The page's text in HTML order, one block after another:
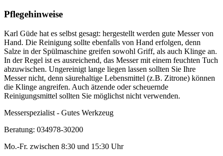
Pflegehinweise
Karl Güde hat es selbst gesagt: hergestellt werden gute Messer von
Hand. Die Reinigung sollte ebenfalls von Hand erfolgen, denn
Salze in der Spülmaschine greifen sowohl Griff, als auch Klinge an.
In der Regel ist es ausreichend, das Messer mit einem feuchten Tuch
abzuwischen. Ungereinigt lange liegen lassen sollten Sie Ihre
Messer nicht, denn säurehaltige Lebensmittel (z.B. Zitrone) können
die Klinge angreifen. Auch ätzende oder scheuernde
Reinigungsmittel sollten Sie möglichst nicht verwenden.
Messerspezialist - Gutes Werkzeug
Beratung: 034978-30200
Mo.-Fr. zwischen 8:30 und 15:30 Uhr